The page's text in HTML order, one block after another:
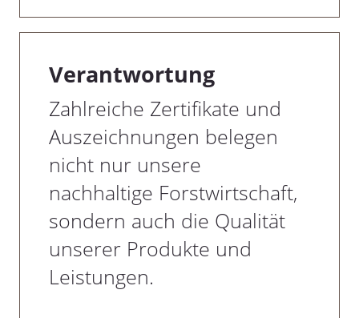
Verantwortung
Zahlreiche Zertifikate und
Auszeichnungen belegen
nicht nur unsere
nachhaltige Forstwirtschaft,
sondern auch die Qualität
unserer Produkte und
Leistungen.